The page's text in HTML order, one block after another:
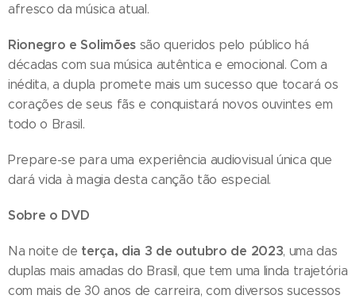
afresco da música atual.
Rionegro e Solimões são queridos pelo público há
décadas com sua música autêntica e emocional. Com a
inédita, a dupla promete mais um sucesso que tocará os
corações de seus fãs e conquistará novos ouvintes em
todo o Brasil.
Prepare-se para uma experiência audiovisual única que
dará vida à magia desta canção tão especial.
Sobre o DVD
Na noite de terça, dia 3 de outubro de 2023, uma das
duplas mais amadas do Brasil, que tem uma linda trajetória
com mais de 30 anos de carreira, com diversos sucessos